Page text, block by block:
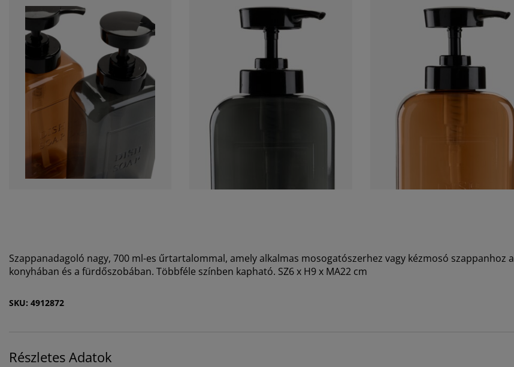
Szappanadagoló nagy, 700 ml-es űrtartalommal, amely alkalmas mosogatószerhez vagy kézmosó szappanhoz a
konyhában és a fürdőszobában. Többféle színben kapható. SZ6 x H9 x MA22 cm
SKU: 4912872
Részletes Adatok